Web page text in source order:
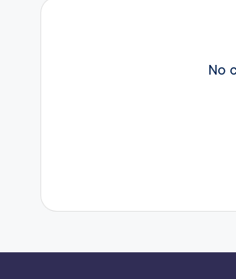
No